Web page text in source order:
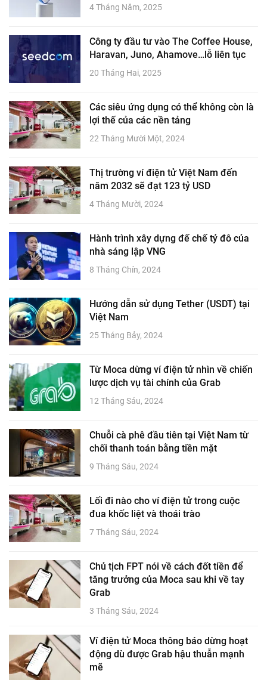
4 Tháng Năm, 2025
Công ty đầu tư vào The Coffee House,
Haravan, Juno, Ahamove…lỗ liên tục
20 Tháng Hai, 2025
Các siêu ứng dụng có thể không còn là
lợi thế của các nền tảng
22 Tháng Mười Một, 2024
Thị trường ví điện tử Việt Nam đến
năm 2032 sẽ đạt 123 tỷ USD
4 Tháng Mười, 2024
Hành trình xây dựng đế chế tỷ đô của
nhà sáng lập VNG
8 Tháng Chín, 2024
Hướng dẫn sử dụng Tether (USDT) tại
Việt Nam
25 Tháng Bảy, 2024
Từ Moca dừng ví điện tử nhìn về chiến
lược dịch vụ tài chính của Grab
12 Tháng Sáu, 2024
Chuỗi cà phê đầu tiên tại Việt Nam từ
chối thanh toán bằng tiền mặt
9 Tháng Sáu, 2024
Lối đi nào cho ví điện tử trong cuộc
đua khốc liệt và thoái trào
7 Tháng Sáu, 2024
Chủ tịch FPT nói về cách đốt tiền để
tăng trưởng của Moca sau khi về tay
Grab
3 Tháng Sáu, 2024
Ví điện tử Moca thông báo dừng hoạt
động dù được Grab hậu thuẫn mạnh
mẽ